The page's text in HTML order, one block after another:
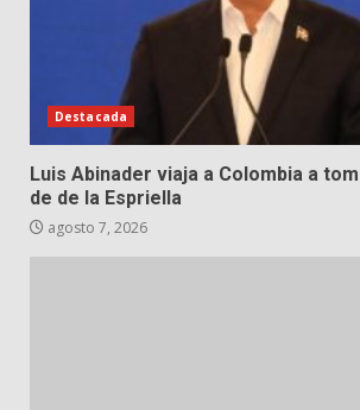
Destacada
Luis Abinader viaja a Colombia a
de de la Espriella
agosto 7, 2026